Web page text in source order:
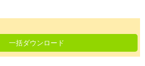
一括ダウンロード